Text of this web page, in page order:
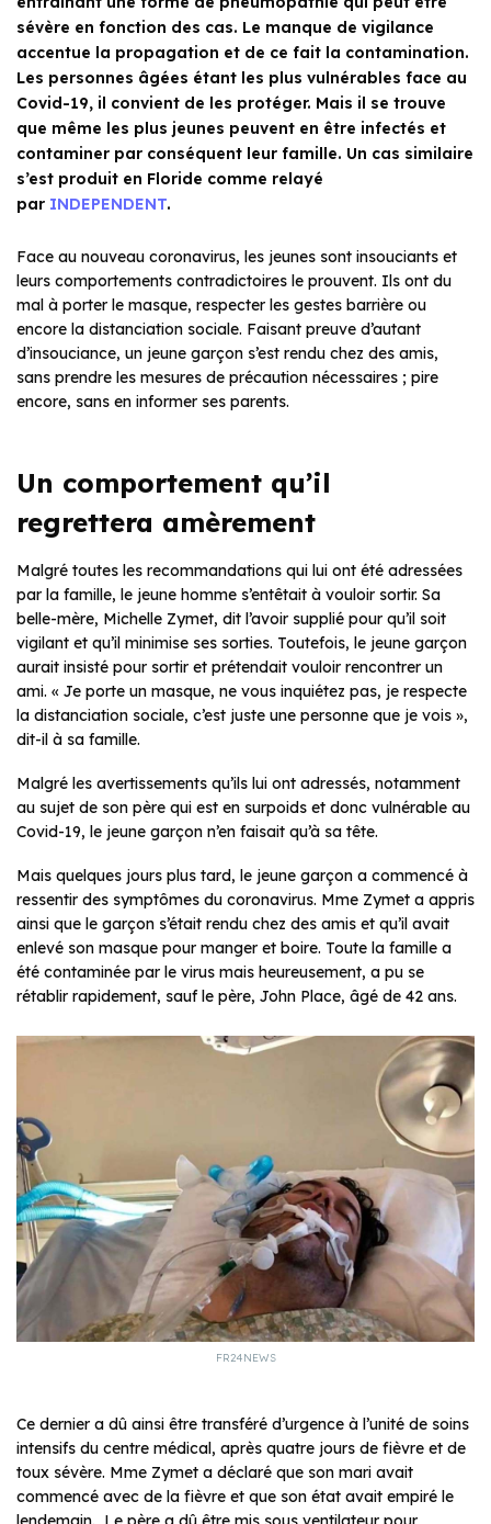
sévère en fonction des cas. Le manque de vigilance
accentue la propagation et de ce fait la contamination.
Les personnes âgées étant les plus vulnérables face au
Covid-19, il convient de les protéger. Mais il se trouve
que même les plus jeunes peuvent en être infectés et
contaminer par conséquent leur famille. Un cas similaire
s’est produit en Floride comme relayé
par INDEPENDENT.
Face au nouveau coronavirus, les jeunes sont insouciants et
leurs comportements contradictoires le prouvent. Ils ont du
mal à porter le masque, respecter les gestes barrière ou
encore la distanciation sociale. Faisant preuve d’autant
d’insouciance, un jeune garçon s’est rendu chez des amis,
sans prendre les mesures de précaution nécessaires ; pire
encore, sans en informer ses parents.
Un comportement qu’il
regrettera amèrement
Malgré toutes les recommandations qui lui ont été adressées
par la famille, le jeune homme s’entêtait à vouloir sortir. Sa
belle-mère, Michelle Zymet, dit l’avoir supplié pour qu’il soit
vigilant et qu’il minimise ses sorties. Toutefois, le jeune garçon
aurait insisté pour sortir et prétendait vouloir rencontrer un
ami. « Je porte un masque, ne vous inquiétez pas, je respecte
la distanciation sociale, c’est juste une personne que je vois »,
dit-il à sa famille.
Malgré les avertissements qu’ils lui ont adressés, notamment
au sujet de son père qui est en surpoids et donc vulnérable au
Covid-19, le jeune garçon n’en faisait qu’à sa tête.
Mais quelques jours plus tard, le jeune garçon a commencé à
ressentir des symptômes du coronavirus. Mme Zymet a appris
ainsi que le garçon s’était rendu chez des amis et qu’il avait
enlevé son masque pour manger et boire. Toute la famille a
été contaminée par le virus mais heureusement, a pu se
rétablir rapidement, sauf le père, John Place, âgé de 42 ans.
FR24NEWS
Ce dernier a dû ainsi être transféré d’urgence à l’unité de soins
intensifs du centre médical, après quatre jours de fièvre et de
toux sévère. Mme Zymet a déclaré que son mari avait
commencé avec de la fièvre et que son état avait empiré le